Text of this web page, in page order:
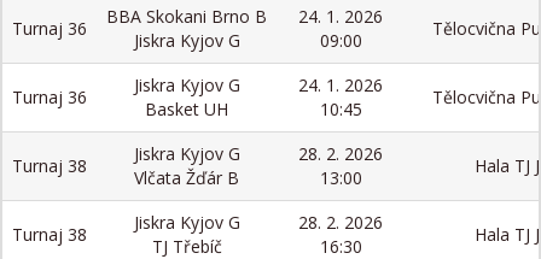
Turnaj 36
BBA Skokani Brno B
Jiskra Kyjov G
24. 1. 2026
09:00
Tělocvična
Turnaj 36
Jiskra Kyjov G
Basket UH
24. 1. 2026
10:45
Tělocvična
Turnaj 38
Jiskra Kyjov G
Vlčata Žďár B
28. 2. 2026
13:00
Hala TJ
Turnaj 38
Jiskra Kyjov G
TJ Třebíč
28. 2. 2026
16:30
Hala TJ